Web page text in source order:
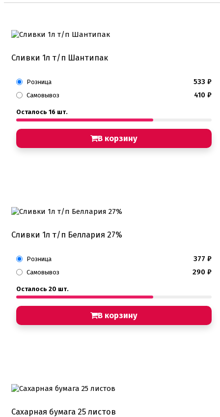
Сливки 1л т/п Шантипак
Розница 533 ₽
Самовывоз 410 ₽
Осталось 16 шт.
В корзину
Сливки 1л т/п Беллария 27%
Розница 377 ₽
Самовывоз 290 ₽
Осталось 20 шт.
В корзину
Сахарная бумага 25 листов